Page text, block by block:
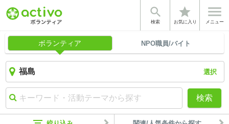

検索
star
お気に入り

メニュー
ボランティア NPO職員/バイト
選択
検索